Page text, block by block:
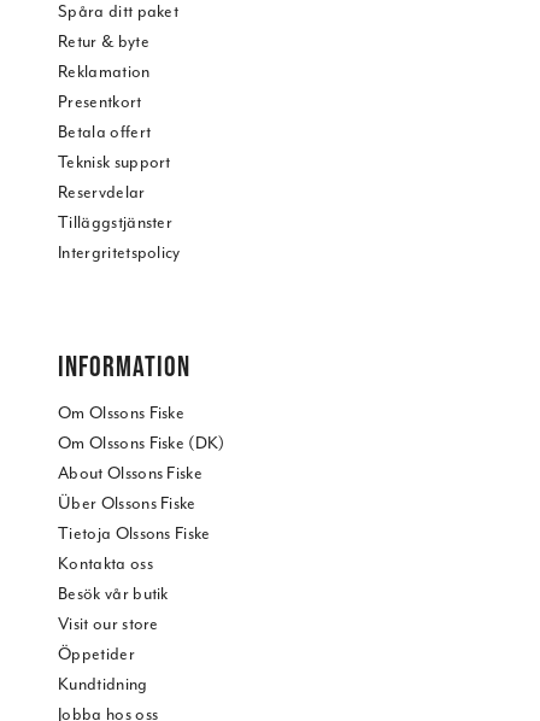
Spåra ditt paket
Retur & byte
Reklamation
Presentkort
Betala offert
Teknisk support
Reservdelar
Tilläggstjänster
Intergritetspolicy
INFORMATION
Om Olssons Fiske
Om Olssons Fiske (DK)
About Olssons Fiske
Über Olssons Fiske
Tietoja Olssons Fiske
Kontakta oss
Besök vår butik
Visit our store
Öppetider
Kundtidning
Jobba hos oss